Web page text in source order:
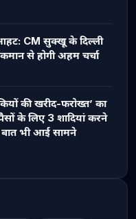
CM सुक्खू के दिल्ली
से होगी अहम चर्चा
की खरीद-फरोख्त’ का
के लिए 3 शादियां करने
भी आई सामने